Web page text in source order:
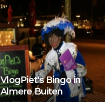
VlogPiet's Bingo in
Almere Buiten